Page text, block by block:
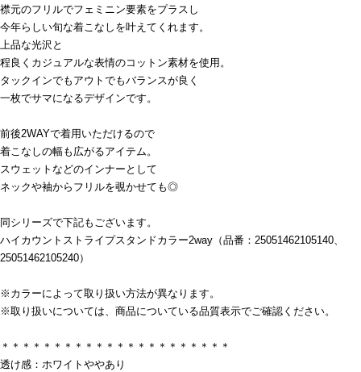
襟元のフリルでフェミニン要素をプラスし
今年らしい旬な着こなしを叶えてくれます。
上品な光沢と
程良くカジュアルな表情のコットン素材を使用。
タックインでもアウトでもバランスが良く
一枚でサマになるデザインです。
前後2WAYで着用いただけるので
着こなしの幅も広がるアイテム。
スウェットなどのインナーとして
ネックや袖からフリルを覗かせても◎
同シリーズで下記もございます。
ハイカウントストライプスタンドカラー2way（品番：25051462105140、
25051462105240）
※カラーによって取り扱い方法が異なります。
※取り扱いについては、商品についている品質表示でご確認ください。
＊＊＊＊＊＊＊＊＊＊＊＊＊＊＊＊＊＊＊＊＊＊
透け感：ホワイトややあり